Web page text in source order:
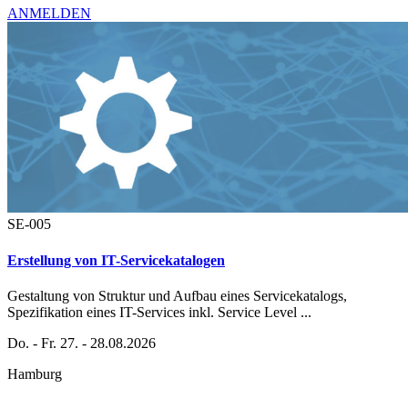
ANMELDEN
SE-005
Erstellung von IT-Servicekatalogen
Gestaltung von Struktur und Aufbau eines Servicekatalogs,
Spezifikation eines IT-Services inkl. Service Level ...
Do. - Fr. 27. - 28.08.2026
Hamburg